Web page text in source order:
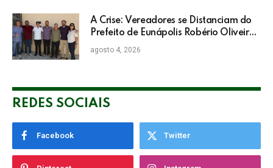
A Crise: Vereadores se Distanciam do
Prefeito de Eunápolis Robério Oliveira
nas Eleições
agosto 4, 2026
REDES SOCIAIS
Facebook Twitter